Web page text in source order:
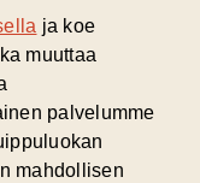
ja koe
muuttaa
palvelumme
mahdollisen